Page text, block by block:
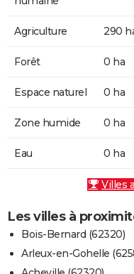
Agriculture 290
Forêt 0 ha
Espace naturel 0 ha
Zone humide 0 ha
Eau 0 ha
Villes
Les villes à
Bois-Bernard (62320)
Arleux-en-Gohelle